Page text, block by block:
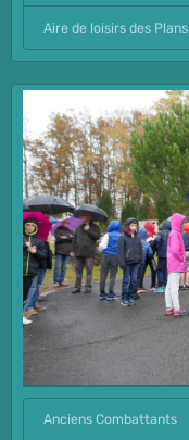
Aire de loisirs des Plans
Anciens Combattants